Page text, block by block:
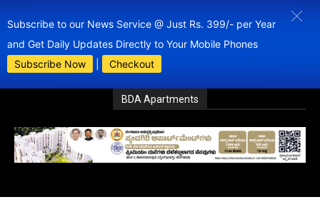
Subscribe to our News Service @ Just Rs. 399/- per Year
and Get Daily Updates Directly to Your Mobile Phones
Subscribe Now
Checkout
BDA Apartments